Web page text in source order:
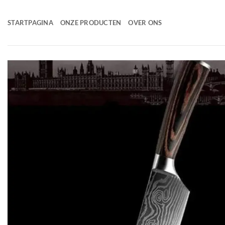
naarSTARTPAGINA ONZE PRODUCTEN OVER ONS